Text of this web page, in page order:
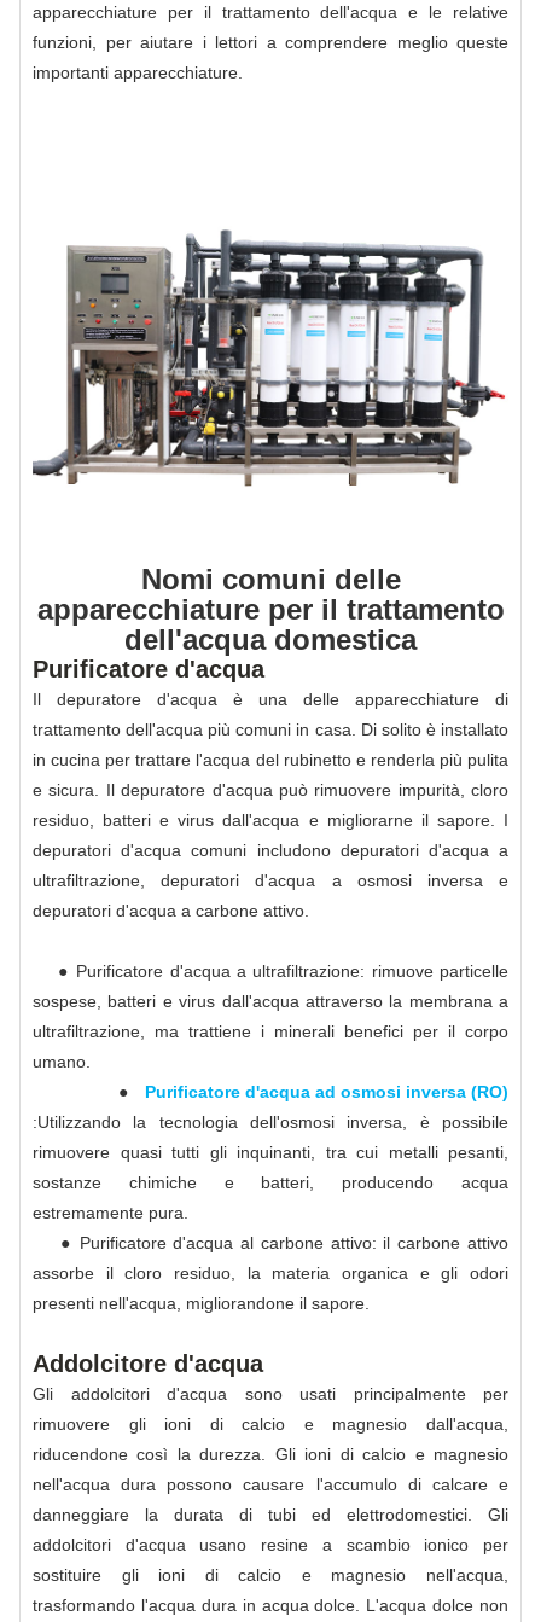
apparecchiature per il trattamento dell'acqua e le relative
funzioni, per aiutare i lettori a comprendere meglio queste
importanti apparecchiature.
Nomi comuni delle
apparecchiature per il trattamento
dell'acqua domestica
Purificatore d'acqua
Il depuratore d'acqua è una delle apparecchiature di
trattamento dell'acqua più comuni in casa. Di solito è installato
in cucina per trattare l'acqua del rubinetto e renderla più pulita
e sicura. Il depuratore d'acqua può rimuovere impurità, cloro
residuo, batteri e virus dall'acqua e migliorarne il sapore. I
depuratori d'acqua comuni includono depuratori d'acqua a
ultrafiltrazione, depuratori d'acqua a osmosi inversa e
depuratori d'acqua a carbone attivo.
● Purificatore d'acqua a ultrafiltrazione: rimuove particelle
sospese, batteri e virus dall'acqua attraverso la membrana a
ultrafiltrazione, ma trattiene i minerali benefici per il corpo
umano.
● Purificatore d'acqua ad osmosi inversa (RO)
:Utilizzando la tecnologia dell'osmosi inversa, è possibile
rimuovere quasi tutti gli inquinanti, tra cui metalli pesanti,
sostanze chimiche e batteri, producendo acqua
estremamente pura.
● Purificatore d'acqua al carbone attivo: il carbone attivo
assorbe il cloro residuo, la materia organica e gli odori
presenti nell'acqua, migliorandone il sapore.
Addolcitore d'acqua
Gli addolcitori d'acqua sono usati principalmente per
rimuovere gli ioni di calcio e magnesio dall'acqua,
riducendone così la durezza. Gli ioni di calcio e magnesio
nell'acqua dura possono causare l'accumulo di calcare e
danneggiare la durata di tubi ed elettrodomestici. Gli
addolcitori d'acqua usano resine a scambio ionico per
sostituire gli ioni di calcio e magnesio nell'acqua,
trasformando l'acqua dura in acqua dolce. L'acqua dolce non